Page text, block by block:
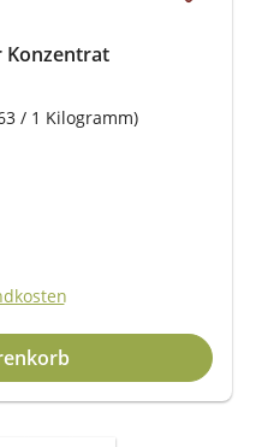
Konzentrat
/ 1 Kilogramm)